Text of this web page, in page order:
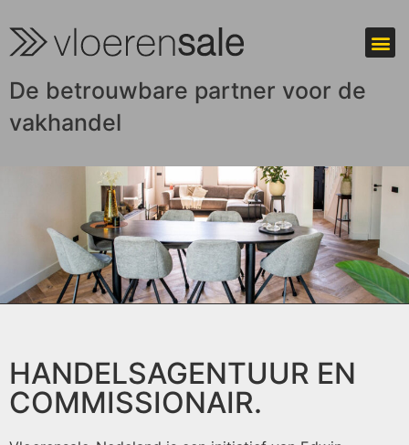
De betrouwbare partner voor de
vakhandel
HANDELSAGENTUUR EN
COMMISSIONAIR.